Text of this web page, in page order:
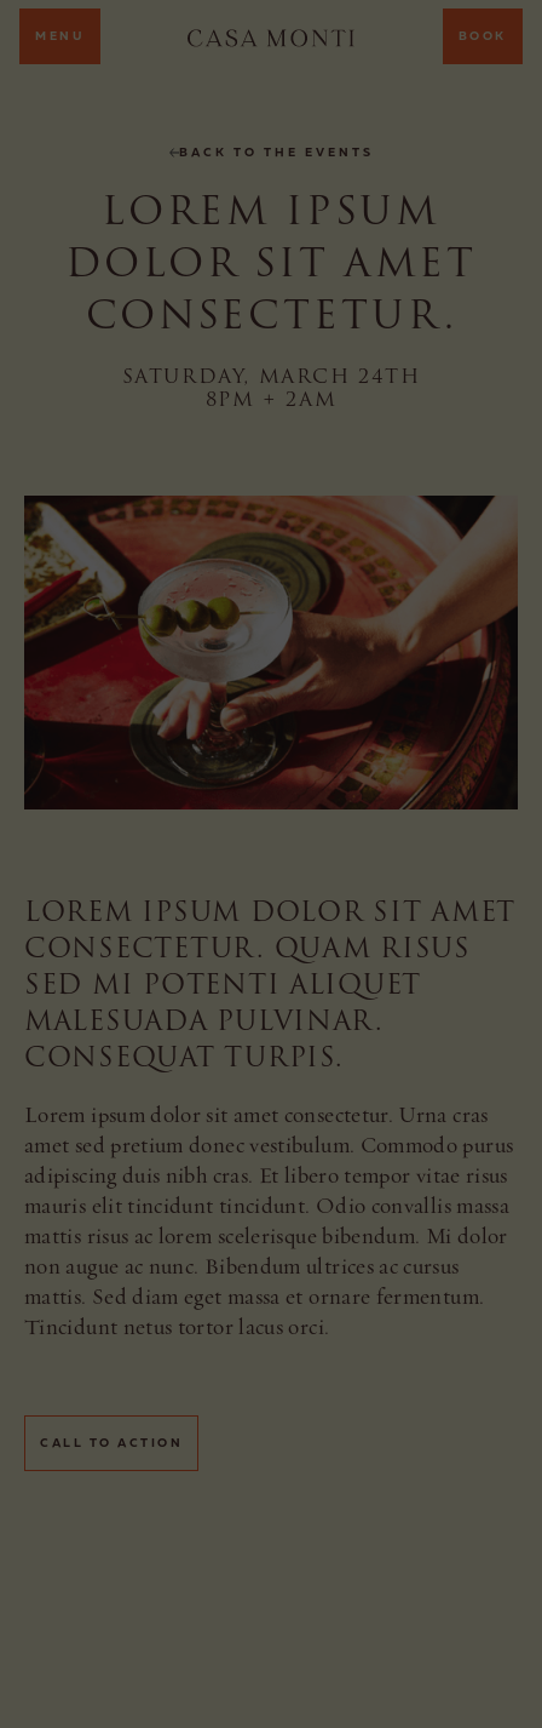
MENU BOOK
BACK TO THE EVENTS
LOREM IPSUM
DOLOR SIT AMET
CONSECTETUR.
SATURDAY, MARCH 24TH
8PM + 2AM
LOREM IPSUM DOLOR SIT AMET
CONSECTETUR. QUAM RISUS
SED MI POTENTI ALIQUET
MALESUADA PULVINAR.
CONSEQUAT TURPIS.
Lorem ipsum dolor sit amet consectetur. Urna cras
amet sed pretium donec vestibulum. Commodo purus
adipiscing duis nibh cras. Et libero tempor vitae risus
mauris elit tincidunt tincidunt. Odio convallis massa
mattis risus ac lorem scelerisque bibendum. Mi dolor
non augue ac nunc. Bibendum ultrices ac cursus
mattis. Sed diam eget massa et ornare fermentum.
Tincidunt netus tortor lacus orci.
CALL TO ACTION